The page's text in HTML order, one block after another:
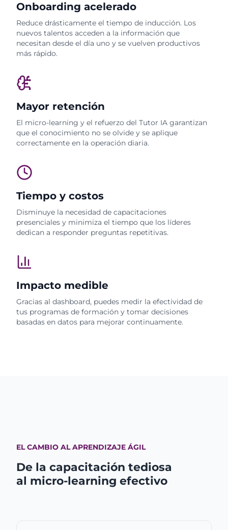
Onboarding acelerado
Reduce drásticamente el tiempo de inducción. Los
nuevos talentos acceden a la información que
necesitan desde el día uno y se vuelven productivos
más rápido.
Mayor retención
El micro-learning y el refuerzo del Tutor IA garantizan
que el conocimiento no se olvide y se aplique
correctamente en la operación diaria.
Tiempo y costos
Disminuye la necesidad de capacitaciones
presenciales y minimiza el tiempo que los líderes
dedican a responder preguntas repetitivas.
Impacto medible
Gracias al dashboard, puedes medir la efectividad de
tus programas de formación y tomar decisiones
basadas en datos para mejorar continuamente.
EL CAMBIO AL APRENDIZAJE ÁGIL
De la capacitación tediosa
al micro-learning efectivo